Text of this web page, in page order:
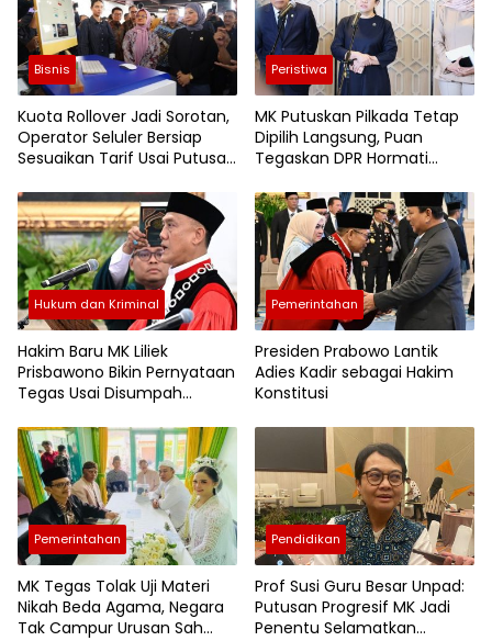
Bisnis
Kuota Rollover Jadi Sorotan,
Operator Seluler Bersiap
Sesuaikan Tarif Usai Putusan
Peristiwa
MK Putuskan Pilkada Tetap
Dipilih Langsung, Puan
Tegaskan DPR Hormati
Hukum dan Kriminal
Hakim Baru MK Liliek
Prisbawono Bikin Pernyataan
Tegas Usai Disumpah
Pemerintahan
Presiden Prabowo Lantik
Adies Kadir sebagai Hakim
Konstitusi
Pemerintahan
MK Tegas Tolak Uji Materi
Nikah Beda Agama, Negara
Tak Campur Urusan Sah
Pendidikan
Prof Susi Guru Besar Unpad:
Putusan Progresif MK Jadi
Penentu Selamatkan